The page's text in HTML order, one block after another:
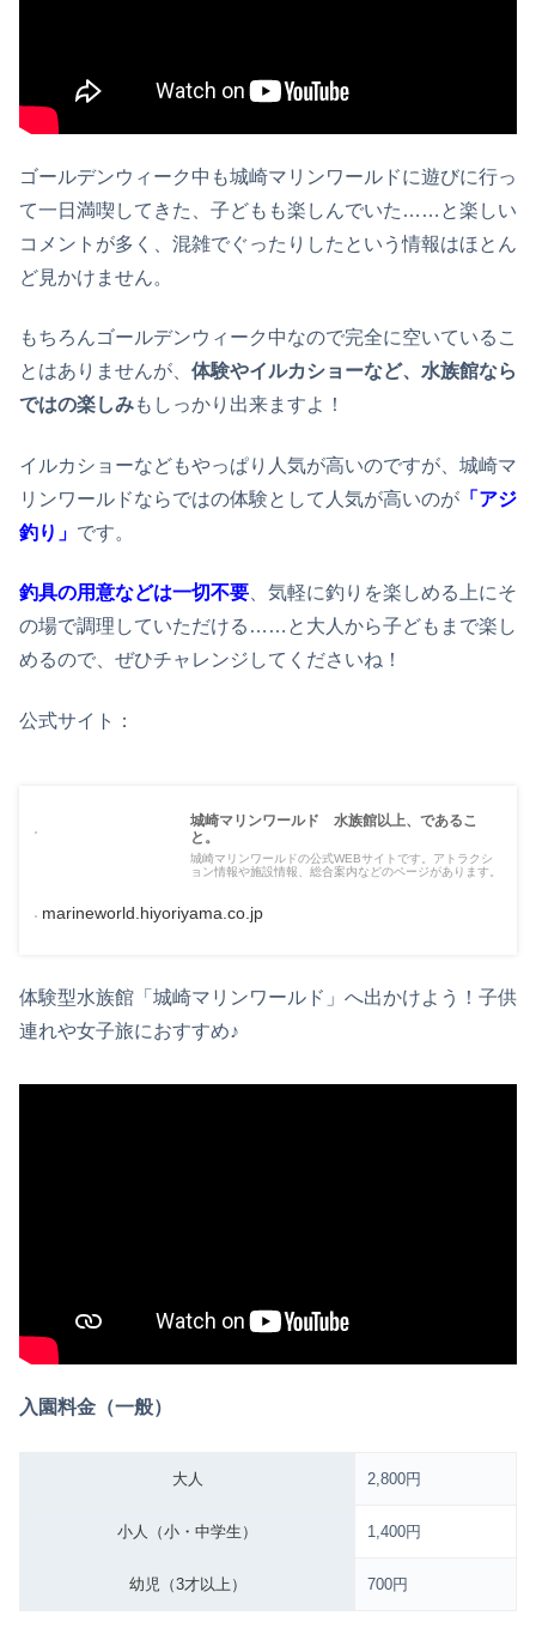
ゴールデンウィーク中も城崎マリンワールドに遊びに行っ
て一日満喫してきた、子どもも楽しんでいた……と楽しい
コメントが多く、混雑でぐったりしたという情報はほとん
ど見かけません。
もちろんゴールデンウィーク中なので完全に空いているこ
とはありませんが、 体験やイルカショーなど、水族館なら
ではの楽しみもしっかり出来ますよ！
イルカショーなどもやっぱり人気が高いのですが、城崎マ
リンワールドならではの体験として人気が高いのが 「アジ
釣り」 です。
釣具の用意などは一切不要 、気軽に釣りを楽しめる上にそ
の場で調理していただける……と大人から子どもまで楽し
めるので、ぜひチャレンジしてくださいね！
公式サイト：
城崎マリンワールド 水族館以上、であるこ
と。
城崎マリンワールドの公式WEBサイトです。アトラクシ
ョン情報や施設情報、総合案内などのページがあります。
marineworld.hiyoriyama.co.jp
体験型水族館「城崎マリンワールド」へ出かけよう！子供
連れや女子旅におすすめ♪
入園料金（一般）
大人 2,800円
小人（小・中学生） 1,400円
幼児（3才以上） 700円